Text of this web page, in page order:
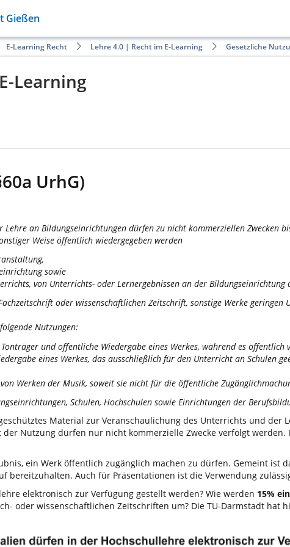
Gießen
E-Learning Recht Lehre 4.0 | Recht im E-Learning Gesetzliche
Learning
UrhG)
an Bildungseinrichtungen dürfen zu nicht kommerziellen Zwecken
Weise öffentlich wiedergegeben werden
sowie
von Unterrichts- oder Lernergebnissen an der Bildungseinrichtung
oder wissenschaftlichen Zeitschrift, sonstige Werke
Nutzungen:
und öffentliche Wiedergabe eines Werkes, während es
eines Werkes, das ausschließlich für den Unterricht an Schulen
Werken der Musik, soweit sie nicht für die öffentliche
Schulen, Hochschulen sowie Einrichtungen der
Material zur Veranschaulichung des Unterrichts und der
Nutzung dürfen nur nicht kommerzielle Zwecke verfolgt
ein Werk öffentlich zugänglich machen zu dürfen. Gemeint ist
Auch für Präsentationen ist die Verwendung
elektronisch zur Verfügung gestellt werden? Wie werden 15%
oder wissenschaftlichen Zeitschriften um? Die TU-Darmstadt